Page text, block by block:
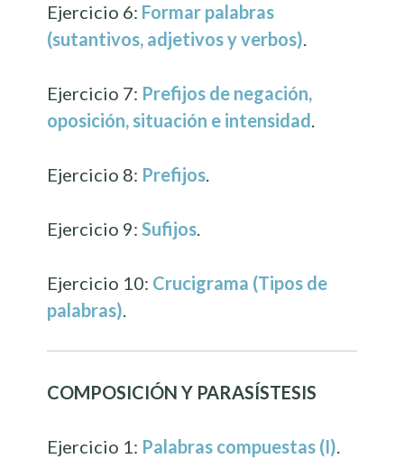
Ejercicio 6: Formar palabras
(sutantivos, adjetivos y verbos).
Ejercicio 7: Prefijos de negación,
oposición, situación e intensidad.
Ejercicio 8: Prefijos.
Ejercicio 9:Sufijos.
Ejercicio 10: Crucigrama (Tipos de
palabras).
COMPOSICIÓN Y PARASÍSTESIS
Ejercicio 1: Palabras compuestas (I).